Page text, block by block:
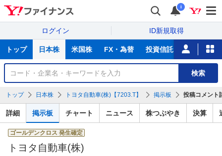
i
ログイン ID新規取得
サ
トップ 日本株 米国株 FX・為替 投資信託 ニュース
銘
検
索
検索
トップ 日本株 トヨタ自動車(株)【7203.T】 掲示板 投稿コメント
詳細 掲示板 チャート ニュース 株つぶやき 決算
ゴールデンクロス 発生確定
トヨタ自動車(株)